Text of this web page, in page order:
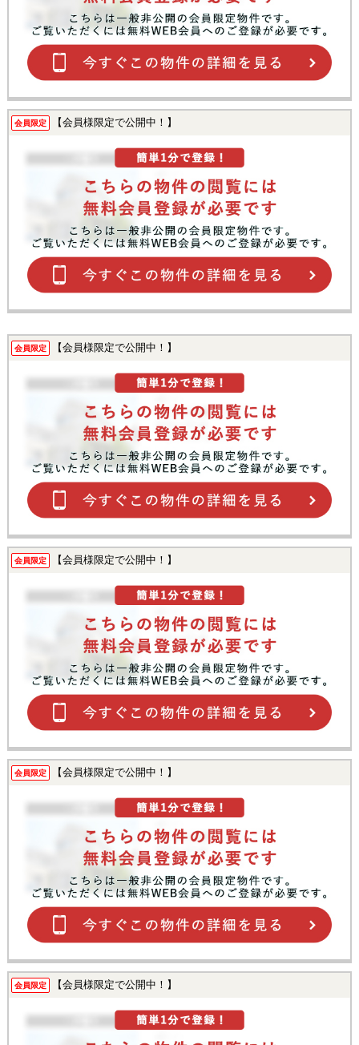
会員限定 【会員様限定で公開中！】
会員限定 【会員様限定で公開中！】
会員限定 【会員様限定で公開中！】
会員限定 【会員様限定で公開中！】
会員限定 【会員様限定で公開中！】